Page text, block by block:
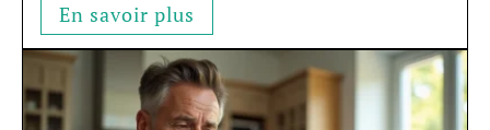
En savoir plus